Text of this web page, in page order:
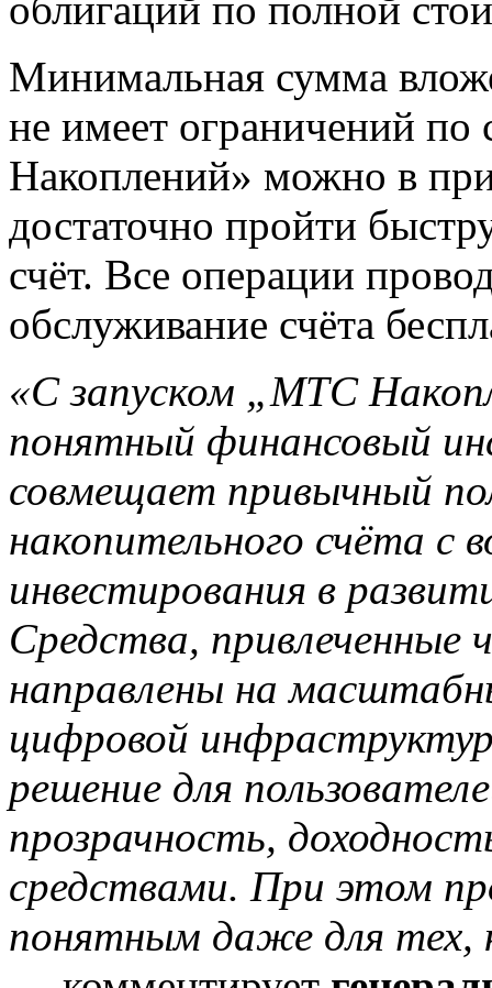
Минимальная сумма
не имеет ограничений
Накоплений» можно в
достаточно пройти
счёт. Все операции
обслуживание счёта
«С запуском „МТС
понятный финансовый
совмещает привычный
накопительного счёта с
инвестирования в
Средства, привлеченные
направлены на
цифровой
решение для
прозрачность,
средствами. При этом
понятным даже для тех,